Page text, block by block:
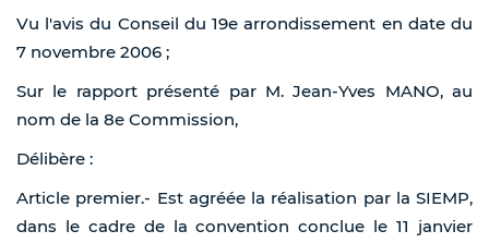
Vu l'avis du Conseil du 19e arrondissement en date du
7 novembre 2006 ;
Sur le rapport présenté par M. Jean-Yves MANO, au
nom de la 8e Commission,
Délibère :
Article premier.- Est agréée la réalisation par la SIEMP,
dans le cadre de la convention conclue le 11 janvier